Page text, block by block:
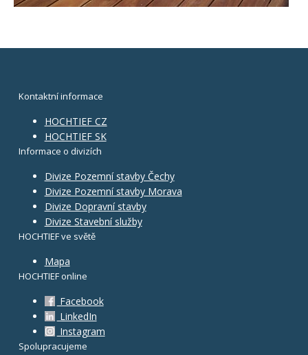
Kontaktní informace
HOCHTIEF CZ
HOCHTIEF SK
Informace o divizích
Divize Pozemní stavby Čechy
Divize Pozemní stavby Morava
Divize Dopravní stavby
Divize Stavební služby
HOCHTIEF ve světě
Mapa
HOCHTIEF online
Facebook
LinkedIn
Instagram
Spolupracujeme